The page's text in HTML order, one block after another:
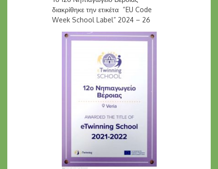
διακρίθηκε την ετικέτα “EU Code
Week School Label” 2024 – 26